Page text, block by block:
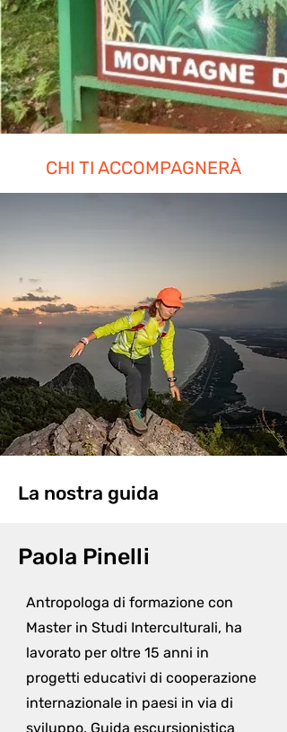
CHI TI ACCOMPAGNERÀ
La nostra guida
Paola Pinelli
Antropologa di formazione con
Master in Studi Interculturali, ha
lavorato per oltre 15 anni in
progetti educativi di cooperazione
internazionale in paesi in via di
sviluppo. Guida escursionistica